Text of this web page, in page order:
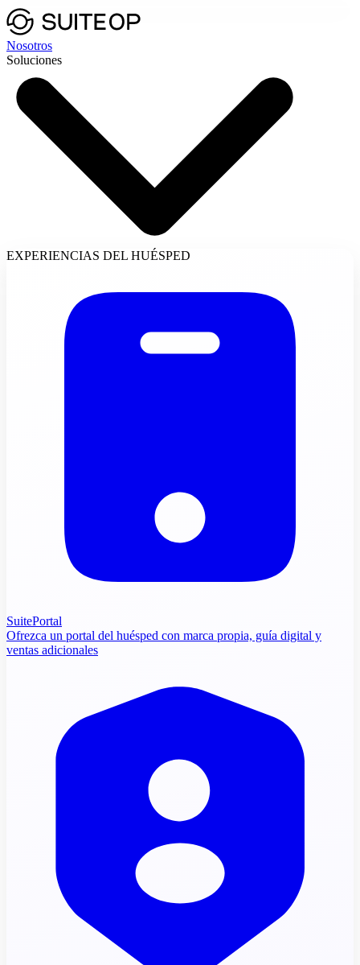
Nosotros
Soluciones
EXPERIENCIAS DEL HUÉSPED
SuitePortal
Ofrezca un portal del huésped con marca propia, guía digital y
ventas adicionales